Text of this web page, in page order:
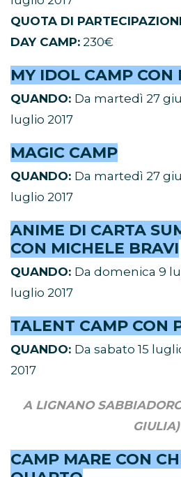
QUOTA DI
DAY CAMP: 230€
MY IDOL CAMP CON
QUANDO: Da martedì 27
luglio 2017
MAGIC CAMP
QUANDO: Da martedì 27
luglio 2017
ANIME DI CARTA
CON MICHELE BRAVI
QUANDO: Da domenica 9
luglio 2017
TALENT CAMP CON
QUANDO: Da sabato 15
2017
A LIGNANO
GIULIA)
CAMP MARE CON